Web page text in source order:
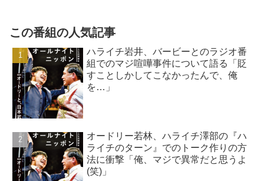
この番組の人気記事
ハライチ岩井、バービーとのラジオ番
組でのマジ喧嘩事件について語る「貶
すことしかしてこなかったんで、俺
を…」
オードリー若林、ハライチ澤部の『ハ
ライチのターン』でのトーク作りの方
法に衝撃「俺、マジで異常だと思うよ
(笑)」